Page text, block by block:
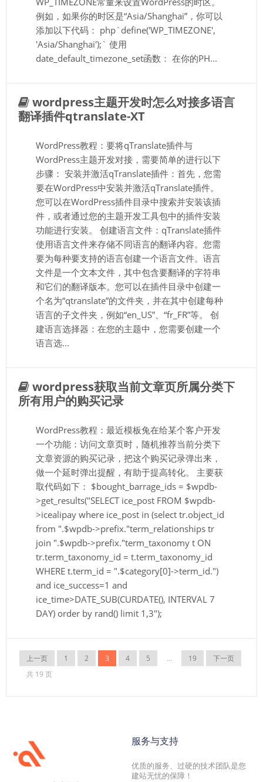
例如，如果你的时区是“Asia/Shanghai”，你可以
添加以下代码： php`define('WP_TIMEZONE',
'Asia/Shanghai');` 使用
date_default_timezone_set函数： 在你的PH...
wordpress主题开发时怎么对接多语言
翻译插件qtranslate-XT
WordPress教程：要将qTranslate插件与
WordPress主题开发对接，需要简单的进行以下
步骤： 安装并激活qTranslate插件：首先，您需
要在WordPress中安装并激活qTranslate插件。
您可以在WordPress插件目录中搜索并安装该插
件，或者通过您的主题开发工具包中的插件安装
功能进行安装。 创建语言文件：qTranslate插件
使用语言文件来存储不同语言的翻译内容。您需
要为每种要支持的语言创建一个语言文件。语言
文件是一个文本文件，其中包含要翻译的字符串
和它们的翻译版本。您可以在插件目录中创建一
个名为“qtranslate”的文件夹，并在其中创建每种
语言的子文件夹，例如“en_US”、“fr_FR”等。 创
建语言选择器：在您的主题中，您需要创建一个
语言选...
wordpress获取当前文章页所属分类下
所有用户的购买记录
WordPress教程：最近模板兔在给某个客户开发
一个功能：访问文章页时，随机推荐当前分类下
文章资源的购买记录，把这个购买记录弹出来，
做一个延时弹出提醒，有助于提高转化。 主要获
取代码如下： $bought_barrage_ids = $wpdb-
>get_results("SELECT ice_post FROM $wpdb-
>icealipay where ice_post in (select tr.object_id
from ".$wpdb->prefix."term_relationships tr
join ".$wpdb->prefix."term_taxonomy t ON
tr.term_taxonomy_id = t.term_taxonomy_id
WHERE t.term_id = ".$category[0]->term_id.")
and ice_success=1 and
ice_time>DATE_SUB(CURDATE(), INTERVAL 7
DAY) order by rand() limit 1,3");
上一页 1 2 3 4 5 ... 19
下一页
共 19 页
服务与支持
优质的服务、过硬的技术团队是您
建站无忧的保障！